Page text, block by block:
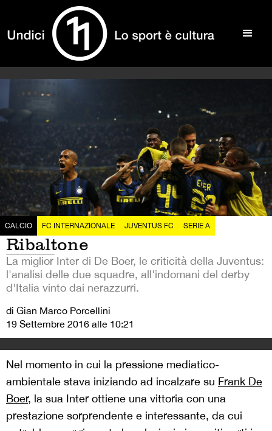
CALCIO FC INTERNAZIONALE JUVENTUS FC SERIE A
Ribaltone
La miglior Inter di De Boer, le criticità della Juventus:
l'analisi delle due squadre, all'indomani del derby
d'Italia vinto dai nerazzurri.
di Gian Marco Porcellini
19 Settembre 2016 alle 10:21
Nel momento in cui la pressione mediatico-
ambientale stava iniziando ad incalzare su Frank De
Boer, la sua Inter ottiene una vittoria con una
prestazione sorprendente e interessante, da cui